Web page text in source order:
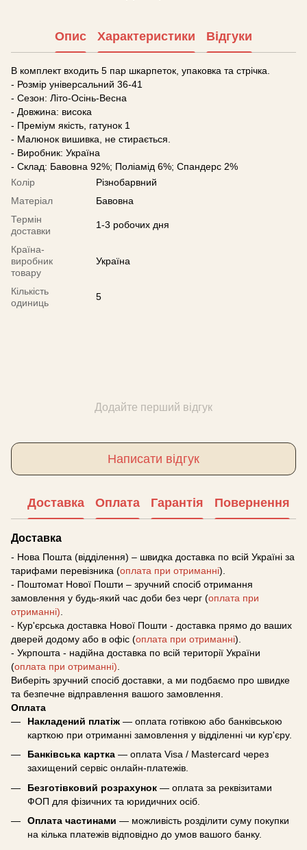
Опис Характеристики Відгуки
В комплект входить 5 пар шкарпеток, упаковка та стрічка.
- Розмір універсальний 36-41
- Сезон: Літо-Осінь-Весна
- Довжина: висока
- Преміум якість, гатунок 1
- Малюнок вишивка, не стирається.
- Виробник: Україна
- Склад: Бавовна 92%; Поліамід 6%; Спандерс 2%
Колір
Різнобарвний
Матеріал
Бавовна
Термін
доставки
1-3 робочих дня
Країна-
виробник
товару
Україна
Кількість
одиниць
5
Додайте перший відгук
Написати відгук
Доставка Оплата Гарантія Повернення
Доставка
- Нова Пошта (відділення) – швидка доставка по всій Україні за
тарифами перевізника (оплата при отриманні).
- Поштомат Нової Пошти – зручний спосіб отримання
замовлення у будь-який час доби без черг (оплата при
отриманні)
- Кур'єрська доставка Нової Пошти - доставка прямо до ваших
дверей додому або в офіс (оплата при отриманні).
- Укрпошта - надійна доставка по всій території України
(оплата при отриманні)
Виберіть зручний спосіб доставки, а ми подбаємо про швидке
та безпечне відправлення вашого замовлення.
Оплата
Накладений платіж — оплата готівкою або банківською
карткою при отриманні замовлення у відділенні чи кур'єру.
Банківська картка — оплата Visa / Mastercard через
захищений сервіс онлайн-платежів.
Безготівковий розрахунок — оплата за реквізитами
ФОП для фізичних та юридичних осіб.
Оплата частинами — можливість розділити суму покупки
на кілька платежів відповідно до умов вашого банку.